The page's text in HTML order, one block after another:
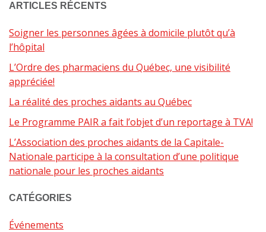
ARTICLES RÉCENTS
Soigner les personnes âgées à domicile plutôt qu’à
l’hôpital
L’Ordre des pharmaciens du Québec, une visibilité
appréciée!
La réalité des proches aidants au Québec
Le Programme PAIR a fait l’objet d’un reportage à TVA!
L’Association des proches aidants de la Capitale-
Nationale participe à la consultation d’une politique
nationale pour les proches aidants
CATÉGORIES
Événements